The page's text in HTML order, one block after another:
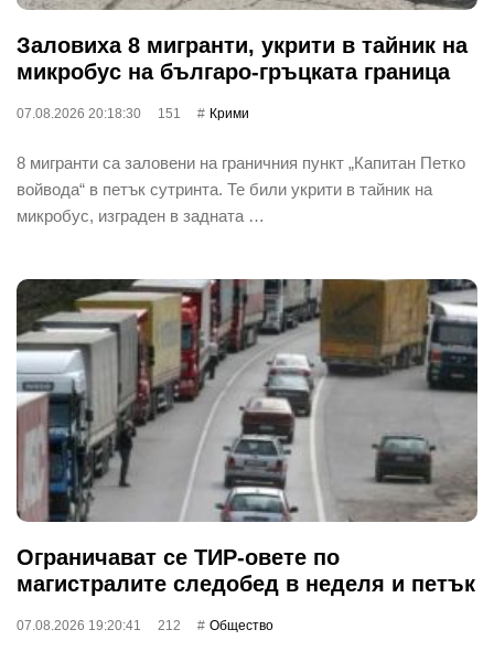
Заловиха 8 мигранти, укрити в тайник на
микробус на българо-гръцката граница
07.08.2026 20:18:30 151 Крими
8 мигранти са заловени на граничния пункт „Капитан Петко
войвода“ в петък сутринта. Те били укрити в тайник на
микробус, изграден в задната …
Ограничават се ТИР-овете по
магистралите следобед в неделя и петък
07.08.2026 19:20:41 212 Общество